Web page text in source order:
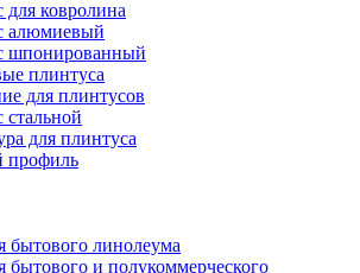
ковролина
алюмиевый
шпонированный
плинтуса
для плинтусов
для плинтуса
профиль
бытового линолеума
бытового и полукоммерческого